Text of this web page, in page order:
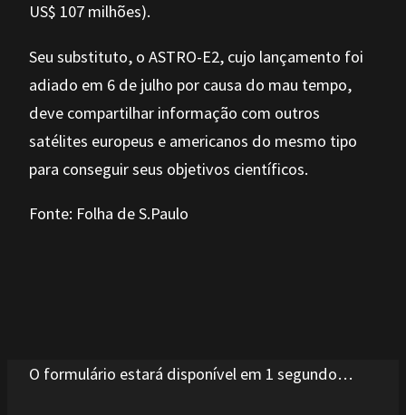
US$ 107 milhões).
Seu substituto, o ASTRO-E2, cujo lançamento foi
adiado em 6 de julho por causa do mau tempo,
deve compartilhar informação com outros
satélites europeus e americanos do mesmo tipo
para conseguir seus objetivos científicos.
Fonte: Folha de S.Paulo
O formulário estará disponível em 1 segundo…